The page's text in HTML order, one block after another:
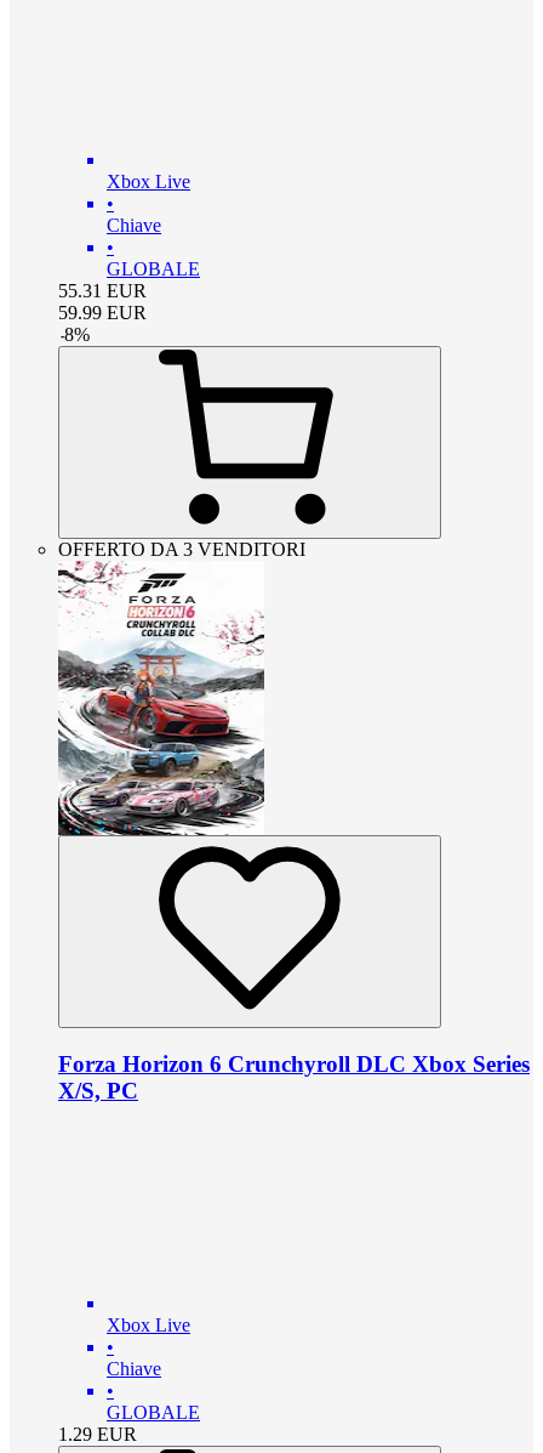
Xbox Live
•
Chiave
•
GLOBALE
55.31 EUR
59.99 EUR
-8%
OFFERTO DA 3 VENDITORI
Forza Horizon 6 Crunchyroll DLC Xbox Series
X/S, PC
Xbox Live
•
Chiave
•
GLOBALE
1.29 EUR